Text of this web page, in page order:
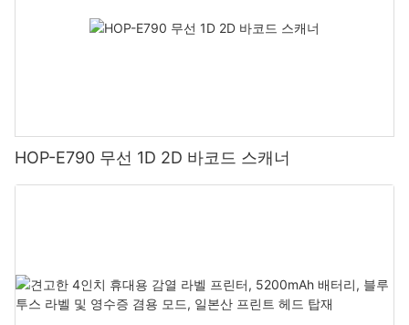
HOP-E790 무선 1D 2D 바코드 스캐너